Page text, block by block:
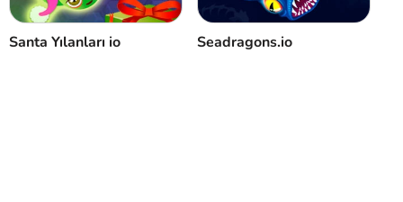
Santa Yılanları io Seadragons.io